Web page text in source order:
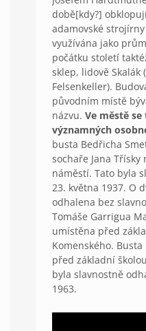
době[kdy?]
adamovské
využívána jako
počátku století
sklep, lidově Skalák
Felsenkeller).
původním místě
názvu. Ve městě
významných
busta Bedřicha
sochaře Jana Třísky
náměstí. Tato byla
23. května 1937. O
odhalena bez
Tomáše Garrigua
umístěna před
Komenského.
před základní
byla slavnostně
1963.